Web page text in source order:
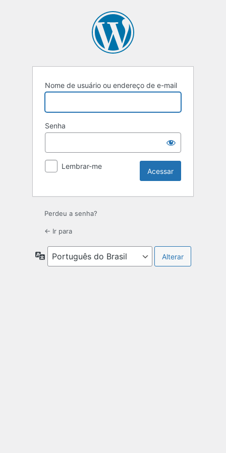
Nome de usuário ou endereço de e-mail
Senha
Lembrar-me
Perdeu a senha?
← Ir para
Idioma